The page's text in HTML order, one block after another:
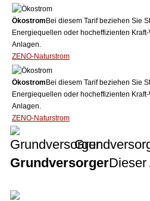
Ökostrom Bei diesem Tarif beziehen Sie
Energiequellen oder hocheffizienten
Anlagen.
ZENO-Naturstrom
Ökostrom Bei diesem Tarif beziehen Sie
Energiequellen oder hocheffizienten
Anlagen.
ZENO-Naturstrom
GrundversorgerDieser